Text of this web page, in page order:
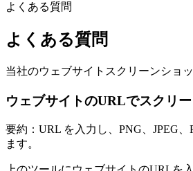
よくある質問
よくある質問
当社のウェブサイトスクリーンショ
ウェブサイトのURLでスクリ
要約：URL を入力し、PNG、JPEG
ます。